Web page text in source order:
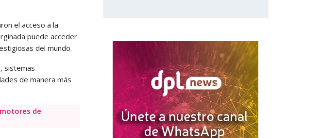
el acceso a la
puede acceder
del mundo.
sistemas
de manera más
de